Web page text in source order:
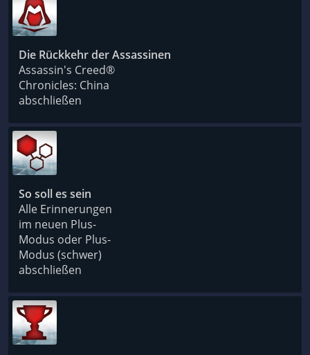
Die Rückkehr der Assassinen
Assassin's Creed®
Chronicles: China
abschließen
So soll es sein
Alle Erinnerungen
im neuen Plus-
Modus oder Plus-
Modus (schwer)
abschließen